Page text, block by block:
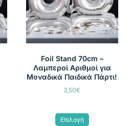
Foil Stand 70cm –
Λαμπεροί Αριθμοί για
Μοναδικά Παιδικά Πάρτι!
3,50€
Επιλογή